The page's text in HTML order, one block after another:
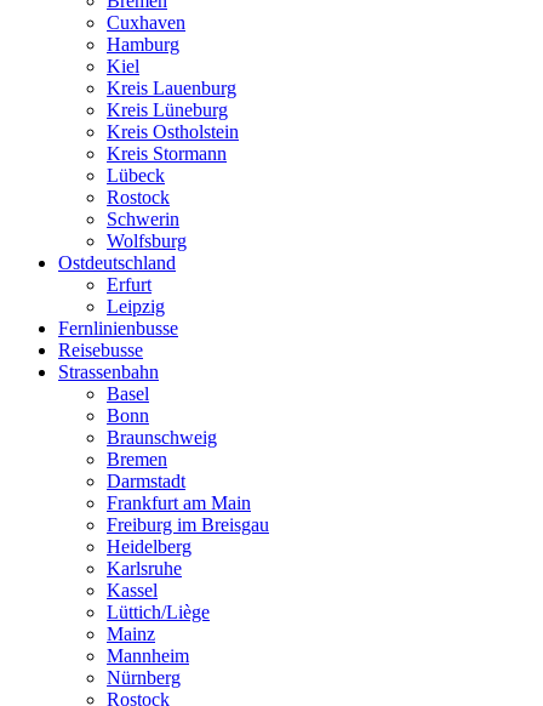
Cuxhaven
Hamburg
Kiel
Kreis Lauenburg
Kreis Lüneburg
Kreis Ostholstein
Kreis Stormann
Lübeck
Rostock
Schwerin
Wolfsburg
Ostdeutschland
Erfurt
Leipzig
Fernlinienbusse
Reisebusse
Strassenbahn
Basel
Bonn
Braunschweig
Bremen
Darmstadt
Frankfurt am Main
Freiburg im Breisgau
Heidelberg
Karlsruhe
Kassel
Lüttich/Liège
Mainz
Mannheim
Nürnberg
Rostock